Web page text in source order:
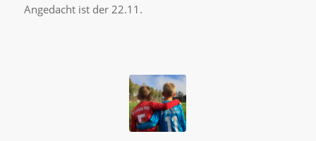
Angedacht ist der 22.11.